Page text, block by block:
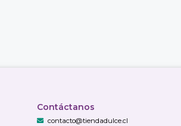
Contáctanos
contacto@tiendadulce.cl